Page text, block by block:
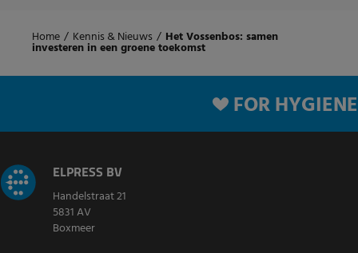
Home / Kennis & Nieuws / Het Vossenbos: samen
investeren in een groene toekomst
FOR HYGIENE
ELPRESS BV
Handelstraat 21
5831 AV
Boxmeer